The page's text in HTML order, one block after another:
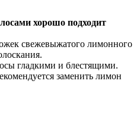
хорошо подходит
свежевыжатого лимонного
гладкими и блестящими.
заменить лимон